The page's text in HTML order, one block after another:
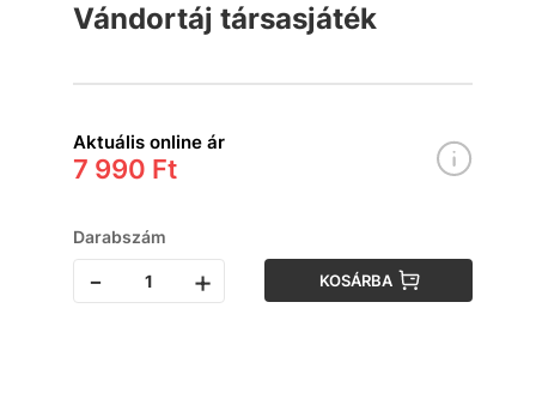
Vándortáj társasjáték
Aktuális online ár
7 990 Ft
Darabszám
- + KOSÁRBA